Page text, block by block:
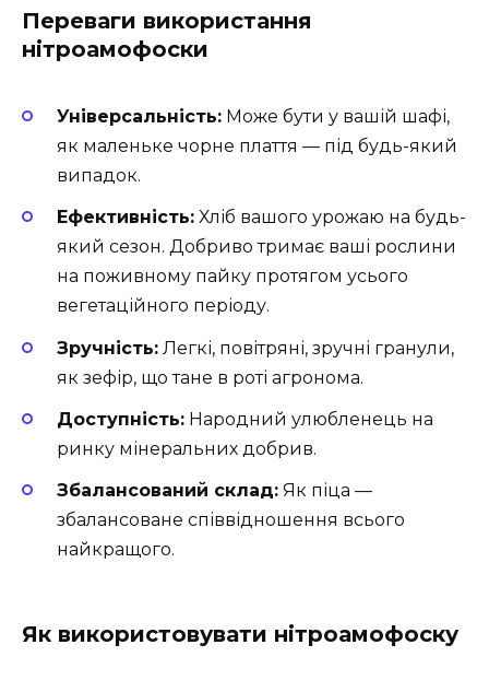
Переваги використання
нітроамофоски
Універсальність: Може бути у вашій шафі,
як маленьке чорне плаття — під будь-який
випадок.
Ефективність: Хліб вашого урожаю на будь-
який сезон. Добриво тримає ваші рослини
на поживному пайку протягом усього
вегетаційного періоду.
Зручність: Легкі, повітряні, зручні гранули,
як зефір, що тане в роті агронома.
Доступність: Народний улюбленець на
ринку мінеральних добрив.
Збалансований склад: Як піца —
збалансоване співвідношення всього
найкращого.
Як використовувати нітроамофоску